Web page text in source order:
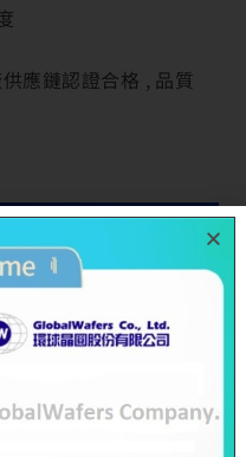
應鏈認證合格 , 品質